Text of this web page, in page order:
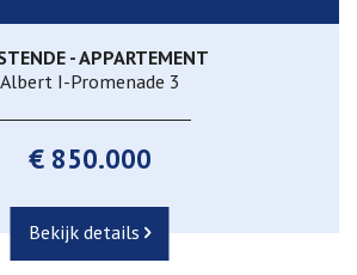
- APPARTEMENT
Albert I-Promenade 3
€ 850.000
Bekijk details